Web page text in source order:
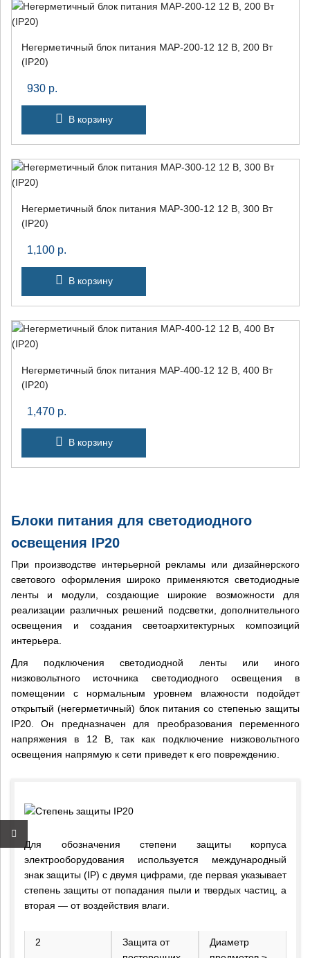
Негерметичный блок питания MAP-200-12 12 В, 200 Вт
(IP20)
930 р.
В корзину
Негерметичный блок питания MAP-300-12 12 В, 300 Вт
(IP20)
1,100 р.
В корзину
Негерметичный блок питания MAP-400-12 12 В, 400 Вт
(IP20)
1,470 р.
В корзину
Блоки питания для светодиодного
освещения IP20
При производстве интерьерной рекламы или дизайнерского
светового оформления широко применяются светодиодные
ленты и модули, создающие широкие возможности для
реализации различных решений подсветки, дополнительного
освещения и создания светоархитектурных композиций
интерьера.
Для подключения светодиодной ленты или иного
низковольтного источника светодиодного освещения в
помещении с нормальным уровнем влажности подойдет
открытый (негерметичный) блок питания со степенью защиты
IP20. Он предназначен для преобразования переменного
напряжения в 12 В, так как подключение низковольтного
освещения напрямую к сети приведет к его повреждению.
Для обозначения степени защиты корпуса
электрооборудования используется международный
знак защиты (IP) с двумя цифрами, где первая указывает
степень защиты от попадания пыли и твердых частиц, а
вторая — от воздействия влаги.
2
Защита от
Диаметр